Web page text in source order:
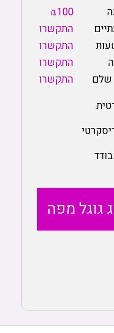
₪100
התקשרו
התקשרו
התקשרו
שלם
התקשרו
גוגל מפה